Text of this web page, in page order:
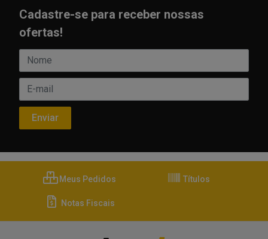
Cadastre-se para receber nossas
ofertas!
Meus Pedidos Títulos
Notas Fiscais